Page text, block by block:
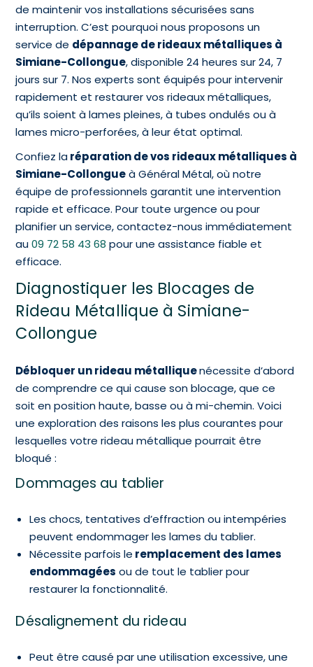
de maintenir vos installations sécurisées sans
interruption. C’est pourquoi nous proposons un
service de dépannage de rideaux métalliques à
Simiane-Collongue, disponible 24 heures sur 24, 7
jours sur 7. Nos experts sont équipés pour intervenir
rapidement et restaurer vos rideaux métalliques,
qu’ils soient à lames pleines, à tubes ondulés ou à
lames micro-perforées, à leur état optimal.
Confiez laréparation de vos rideaux métalliques à
Simiane-Collongueà Général Métal, où notre
équipe de professionnels garantit une intervention
rapide et efficace. Pour toute urgence ou pour
planifier un service, contactez-nous immédiatement
au09 72 58 43 68 pour une assistance fiable et
efficace.
Diagnostiquer les Blocages de
Rideau Métallique à Simiane-
Collongue
Débloquer un rideau métalliquenécessite d’abord
de comprendre ce qui cause son blocage, que ce
soit en position haute, basse ou à mi-chemin. Voici
une exploration des raisons les plus courantes pour
lesquelles votre rideau métallique pourrait être
bloqué :
Dommages au tablier
Les chocs, tentatives d’effraction ou intempéries
peuvent endommager les lames du tablier.
Nécessite parfois le remplacement des lames
endommagées ou de tout le tablier pour
restaurer la fonctionnalité.
Désalignement du rideau
Peut être causé par une utilisation excessive, une